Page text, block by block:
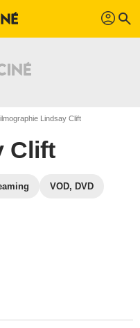
profil search
Lindsay Clift
Clift
VOD, DVD